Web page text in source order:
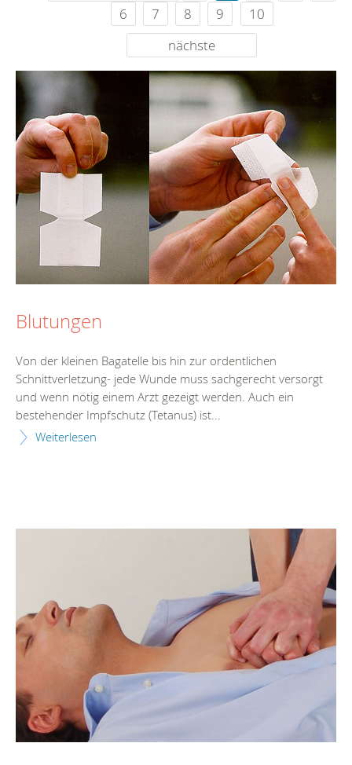
6
7 8 9
10
nächste
Blutungen
Von der kleinen Bagatelle bis hin zur ordentlichen
Schnittverletzung- jede Wunde muss sachgerecht versorgt
und wenn nötig einem Arzt gezeigt werden. Auch ein
bestehender Impfschutz (Tetanus) ist...
Weiterlesen